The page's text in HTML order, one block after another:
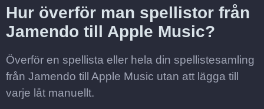
Hur överför man spellistor från
Jamendo till Apple Music?
Överför en spellista eller hela din spellistesamling
från Jamendo till Apple Music utan att lägga till
varje låt manuellt.